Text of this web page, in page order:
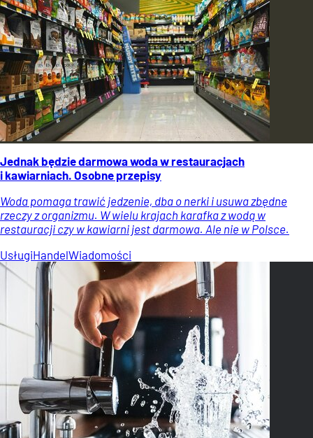
Jednak będzie darmowa woda w restauracjach
i kawiarniach. Osobne przepisy
Woda pomaga trawić jedzenie, dba o nerki i usuwa zbędne
rzeczy z organizmu. W wielu krajach karafka z wodą w
restauracji czy w kawiarni jest darmowa. Ale nie w Polsce.
UsługiHandelWiadomości